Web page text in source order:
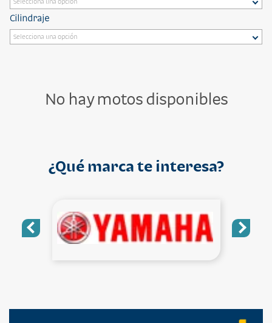
Cilindraje
No hay motos disponibles
¿Qué marca te interesa?